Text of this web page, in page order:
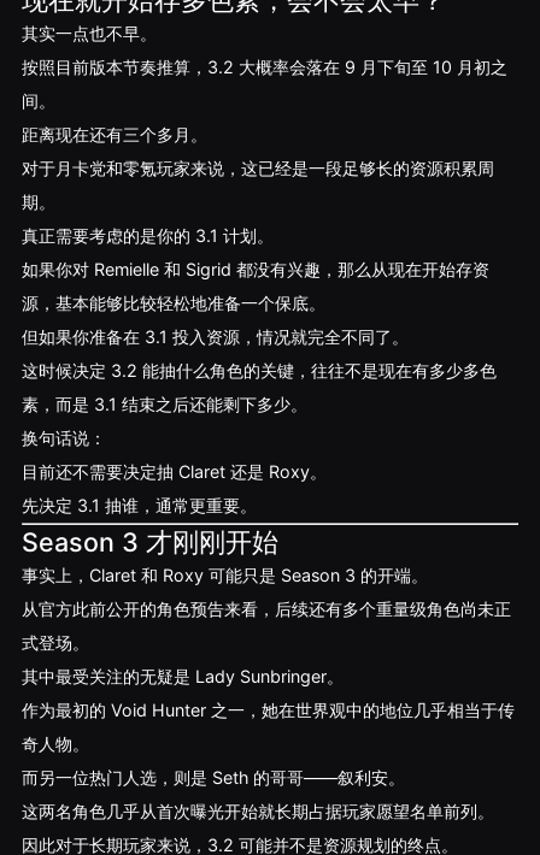
其实一点也不早。
按照目前版本节奏推算，3.2 大概率会落在 9 月下旬至 10 月初之
间。
距离现在还有三个多月。
对于月卡党和零氪玩家来说，这已经是一段足够长的资源积累周
期。
真正需要考虑的是你的 3.1 计划。
如果你对 Remielle 和 Sigrid 都没有兴趣，那么从现在开始存资
源，基本能够比较轻松地准备一个保底。
但如果你准备在 3.1 投入资源，情况就完全不同了。
这时候决定 3.2 能抽什么角色的关键，往往不是现在有多少多色
素，而是 3.1 结束之后还能剩下多少。
换句话说：
目前还不需要决定抽 Claret 还是 Roxy。
先决定 3.1 抽谁，通常更重要。
Season 3 才刚刚开始
事实上，Claret 和 Roxy 可能只是 Season 3 的开端。
从官方此前公开的角色预告来看，后续还有多个重量级角色尚未正
式登场。
其中最受关注的无疑是 Lady Sunbringer。
作为最初的 Void Hunter 之一，她在世界观中的地位几乎相当于传
奇人物。
而另一位热门人选，则是 Seth 的哥哥——叙利安。
这两名角色几乎从首次曝光开始就长期占据玩家愿望名单前列。
因此对于长期玩家来说，3.2 可能并不是资源规划的终点。